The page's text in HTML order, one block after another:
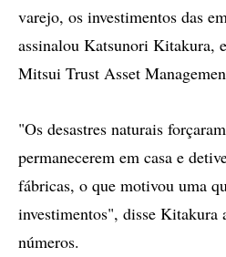
varejo, os investimentos das
assinalou Katsunori Kitakura,
Mitsui Trust Asset
"Os desastres naturais
permanecerem em casa e
fábricas, o que motivou uma
investimentos", disse Kitakura
números.